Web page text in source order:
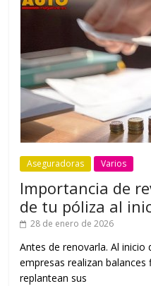
Aseguradoras Varios
Importancia de
de tu póliza al
28 de enero de 2026
Antes de renovarla. Al
empresas realizan
replantean sus